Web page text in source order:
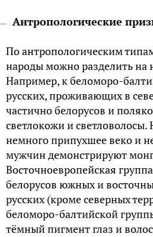
Антропологические
По антропологическим
народы можно разделить на
Например, к беломоро-
русских, проживающих в
частично белорусов и
светлокожи и
немного припухшее веко и
мужчин демонстрируют
Восточноевропейская
белорусов южных и
русских (кроме северных
беломоро-балтийской
тёмный пигмент глаз и